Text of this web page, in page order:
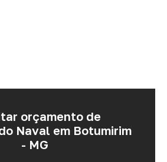
orçamento de
Naval em Botumirim
- MG